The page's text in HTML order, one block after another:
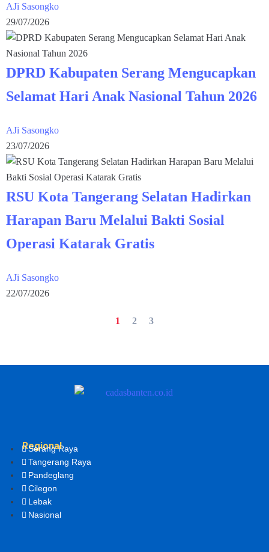
AJi Sasongko
29/07/2026
DPRD Kabupaten Serang Mengucapkan
Selamat Hari Anak Nasional Tahun 2026
AJi Sasongko
23/07/2026
RSU Kota Tangerang Selatan Hadirkan
Harapan Baru Melalui Bakti Sosial
Operasi Katarak Gratis
AJi Sasongko
22/07/2026
1 2 3
Regional
Serang Raya
Tangerang Raya
Pandeglang
Cilegon
Lebak
Nasional